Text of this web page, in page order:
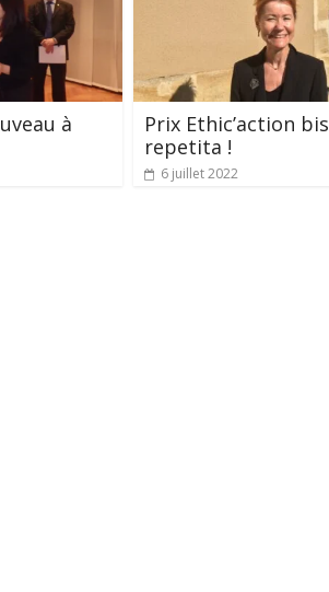
à
Prix Ethic’action bis
repetita !
6 juillet 2022